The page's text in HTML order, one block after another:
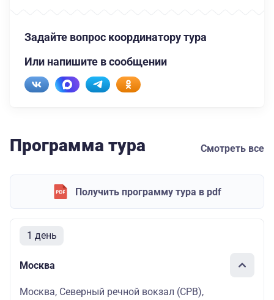
Задайте вопрос координатору тура
Или напишите в сообщении
Программа тура Смотреть все
Получить программу тура в pdf
1 день
Москва
Москва, Северный речной вокзал (СРВ),